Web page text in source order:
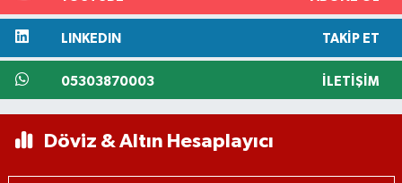
LINKEDIN TAKIP ET
05303870003 İLETIŞIM
Döviz & Altın Hesaplayıcı